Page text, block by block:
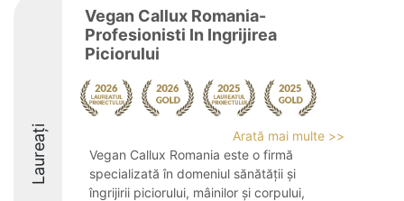
Laureați
Vegan Callux Romania-
Profesionisti In Ingrijirea
Piciorului
Arată mai multe >>
Vegan Callux Romania este o firmă
specializată în domeniul sănătății și
îngrijirii piciorului, mâinilor și corpului,